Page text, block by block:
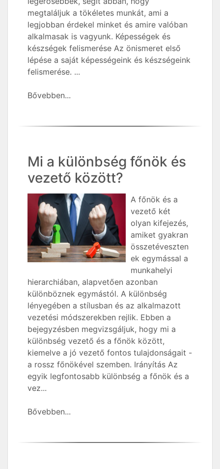
megtaláljuk a tökéletes munkát, ami a
legjobban érdekel minket és amire valóban
alkalmasak is vagyunk. Képességek és
készségek felismerése Az önismeret első
lépése a saját képességeink és készségeink
felismerése. ...
Bővebben...
Mi a különbség főnök és
vezető között?
A főnök és a
vezető két
olyan kifejezés,
amiket gyakran
összetéveszten
ek egymással a
munkahelyi
hierarchiában, alapvetően azonban
különböznek egymástól. A különbség
lényegében a stílusban és az alkalmazott
vezetési módszerekben rejlik. Ebben a
bejegyzésben megvizsgáljuk, hogy mi a
különbség vezető és a főnök között,
kiemelve a jó vezető fontos tulajdonságait -
a rossz főnökével szemben. Irányítás Az
egyik legfontosabb különbség a főnök és a
vez...
Bővebben...